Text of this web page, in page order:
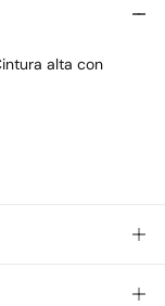
alta con